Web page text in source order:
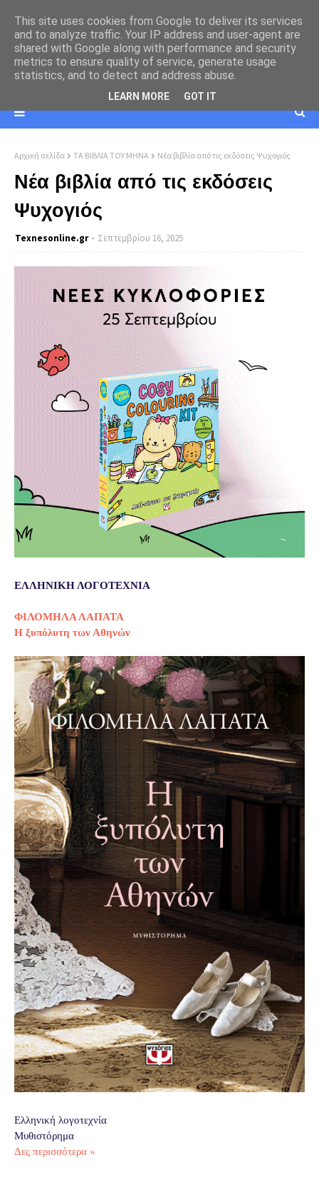
Αρχική σελίδα ΤΑ ΒΙΒΛΙΑ ΤΟΥ ΜΗΝΑ Νέα βιβλία από τις εκδόσεις Ψυχογιός
Νέα βιβλία από τις εκδόσεις
Ψυχογιός
Texnesοnline.gr Σεπτεμβρίου 16, 2025
ΕΛΛΗΝΙΚΗ ΛΟΓΟΤΕΧΝΙΑ
ΦΙΛΟΜΗΛΑ ΛΑΠΑΤΑ
Η ξυπόλυτη των Αθηνών
Ελληνική λογοτεχνία
Μυθιστόρημα
Δες περισσότερα »
This site uses cookies from Google to deliver its services
and to analyze traffic. Your IP address and user-agent are
shared with Google along with performance and security
metrics to ensure quality of service, generate usage
statistics, and to detect and address abuse.
LEARN MORE GOT IT